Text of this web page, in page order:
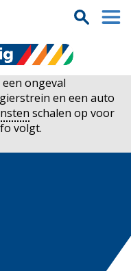
ongeval
en een auto
schalen op voor
volgt.